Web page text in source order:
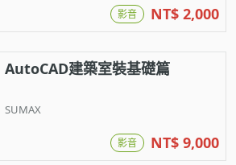
影音 NT$ 2,000
AutoCAD建築室裝基礎篇
SUMAX
影音 NT$ 9,000